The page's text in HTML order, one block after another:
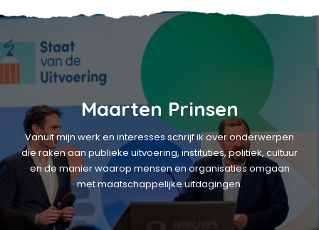
Maarten Prinsen
Vanuit mijn werk en interesses schrijf ik over onderwerpen
die raken aan publieke uitvoering, instituties, politiek, cultuur
en de manier waarop mensen en organisaties omgaan
met maatschappelijke uitdagingen.